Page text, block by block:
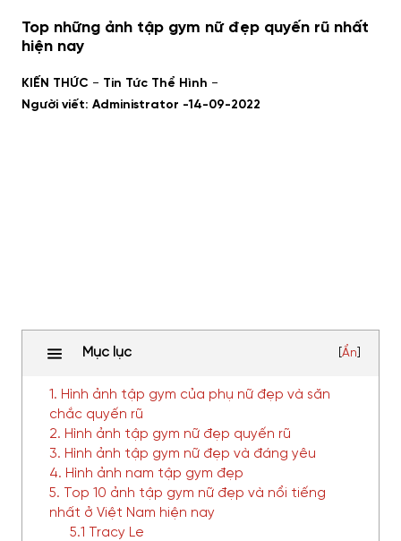
Top những ảnh tập gym nữ đẹp quyến rũ nhất
hiện nay
KIẾN THỨC - Tin Tức Thể Hình -
Người viết: Administrator -14-09-2022
Mục lục Ẩn
1. Hình ảnh tập gym của phụ nữ đẹp và săn
chắc quyến rũ
2. Hình ảnh tập gym nữ đẹp quyến rũ
3. Hình ảnh tập gym nữ đẹp và đáng yêu
4. Hình ảnh nam tập gym đẹp
5. Top 10 ảnh tập gym nữ đẹp và nổi tiếng
nhất ở Việt Nam hiện nay
5.1 Tracy Le